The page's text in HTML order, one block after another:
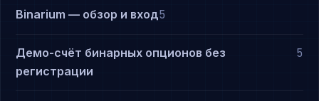
Binarium — обзор и вход5
Демо-счёт бинарных опционов без
регистрации
5